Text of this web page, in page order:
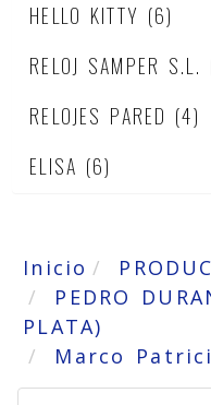
HELLO KITTY (6)
RELOJ SAMPER S.L.
RELOJES PARED (4)
ELISA (6)
Inicio
PEDRO
PLATA)
Marco